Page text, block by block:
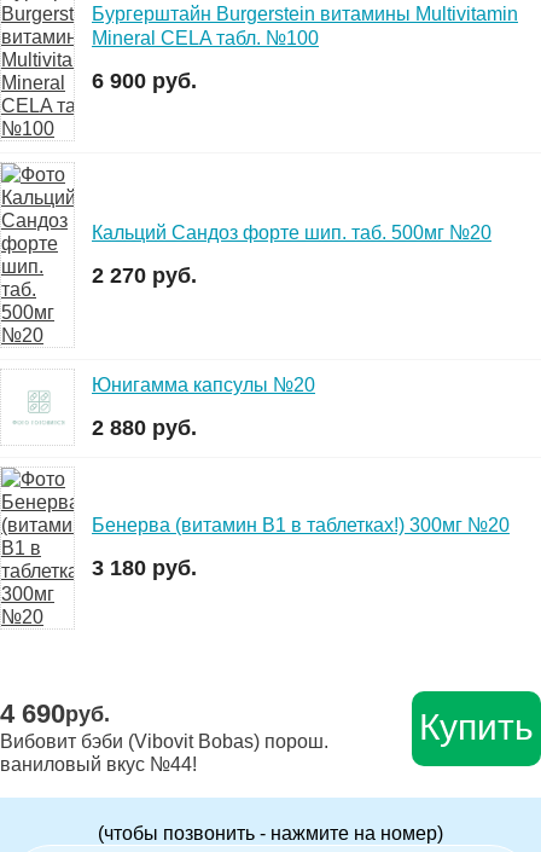
Бургерштайн Burgerstein витамины Multivitamin
Mineral CELA табл. №100
6 900 руб.
Кальций Сандоз форте шип. таб. 500мг №20
2 270 руб.
Юнигамма капсулы №20
2 880 руб.
Бенерва (витамин В1 в таблетках!) 300мг №20
3 180 руб.
4 690руб.
Вибовит бэби (Vibovit Bobas) порош.
ваниловый вкус №44!
Купить
(чтобы позвонить - нажмите на номер)